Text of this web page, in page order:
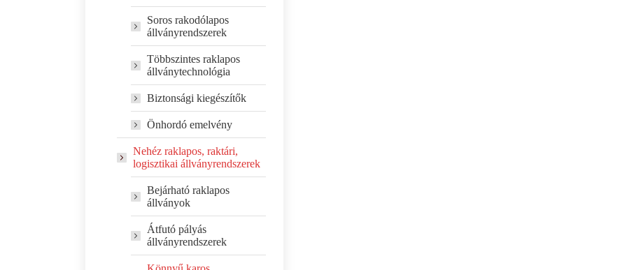
Soros rakodólapos
állványrendszerek
Többszintes raklapos
állványtechnológia
Biztonsági kiegészítők
Önhordó emelvény
Nehéz raklapos, raktári,
logisztikai állványrendszerek
Bejárható raklapos
állványok
Átfutó pályás
állványrendszerek